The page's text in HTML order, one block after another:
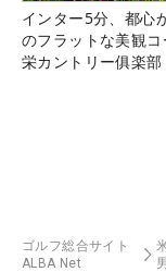
インター5分、都心
のフラットな美観
栄カントリー俱楽部
ゴルフ総合サイト
ALBA Net